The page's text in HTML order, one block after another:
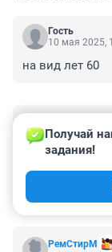
Гость
10 мая 2025,
на вид лет 60
10 мая 2025,
Лично мне
уже
фермерши
РемСтирМ
Получай
задания!